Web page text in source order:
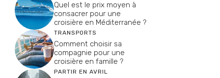
Quel est le prix moyen à
consacrer pour une
croisière en Méditerranée ?
TRANSPORTS
Comment choisir sa
compagnie pour une
croisière en famille ?
PARTIR EN AVRIL